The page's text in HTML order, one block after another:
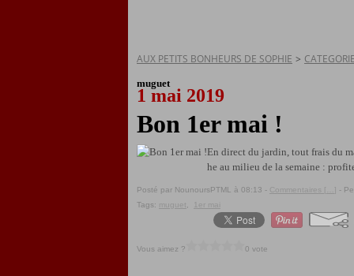
AUX PETITS BONHEURS DE SOPHIE >
muguet
1 mai 2019
Bon 1er mai !
En direct du jardin, tout frais du
he au milieu de la semaine :
Posté par NounoursPTML à 08:13 - Commentaires [ ] -
Tags:
muguet 1er mai
Vous aimez ? 0 vote